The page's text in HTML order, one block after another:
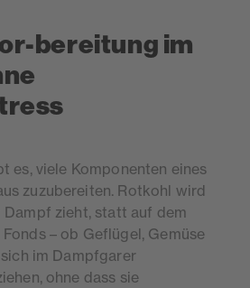
bereitung im
es, viele Komponenten eines
zuzubereiten. Rotkohl wird
Dampf zieht, statt auf dem
– ob Geflügel, Gemüse
im Dampfgarer
ohne dass sie